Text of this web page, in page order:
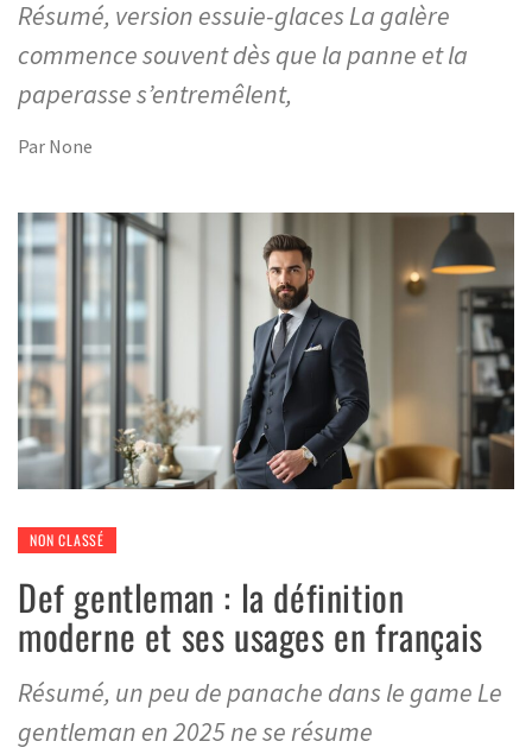
Résumé, version essuie-glaces La galère
commence souvent dès que la panne et la
paperasse s’entremêlent,
Par None
NON CLASSÉ
Def gentleman : la définition
moderne et ses usages en français
Résumé, un peu de panache dans le game Le
gentleman en 2025 ne se résume